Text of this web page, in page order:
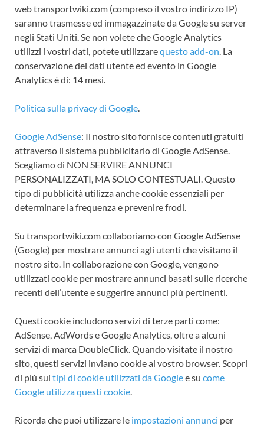
web transportwiki.com (compreso il vostro indirizzo IP)
saranno trasmesse ed immagazzinate da Google su server
negli Stati Uniti. Se non volete che Google Analytics
utilizzi i vostri dati, potete utilizzarequesto add-on . La
conservazione dei dati utente ed evento in Google
Analytics è di: 14 mesi.
Politica sulla privacy di Google
Google AdSense: Il nostro sito fornisce contenuti gratuiti
attraverso il sistema pubblicitario di Google AdSense.
Scegliamo di NON SERVIRE ANNUNCI
PERSONALIZZATI, MA SOLO CONTESTUALI. Questo
tipo di pubblicità utilizza anche cookie essenziali per
determinare la frequenza e prevenire frodi.
Su transportwiki.com collaboriamo con Google AdSense
(Google) per mostrare annunci agli utenti che visitano il
nostro sito. In collaborazione con Google, vengono
utilizzati cookie per mostrare annunci basati sulle ricerche
recenti dell’utente e suggerire annunci più pertinenti.
Questi cookie includono servizi di terze parti come:
AdSense, AdWords e Google Analytics, oltre a alcuni
servizi di marca DoubleClick. Quando visitate il nostro
sito, questi servizi inviano cookie al vostro browser. Scopri
di più sui tipi di cookie utilizzati da Googlee su come
Google utilizza questi cookie
Ricorda che puoi utilizzare le impostazioni annunci per